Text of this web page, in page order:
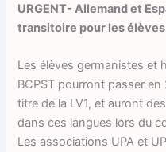
URGENT- Allemand et
transitoire pour les
Les élèves germanistes et
BCPST pourront passer
titre de la LV1, et auront
dans ces langues lors du
Les associations UPA et